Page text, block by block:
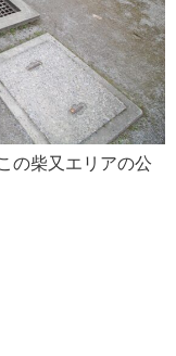
の柴又エリアの公